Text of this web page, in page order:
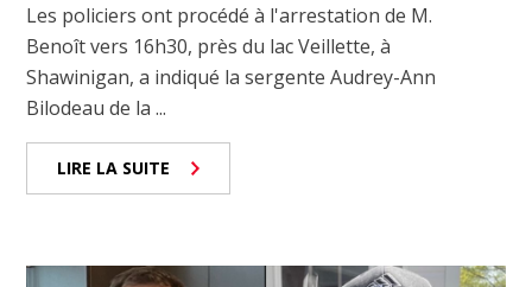
Les policiers ont procédé à l'arrestation de M.
Benoît vers 16h30, près du lac Veillette, à
Shawinigan, a indiqué la sergente Audrey-Ann
Bilodeau de la ...
LIRE LA SUITE